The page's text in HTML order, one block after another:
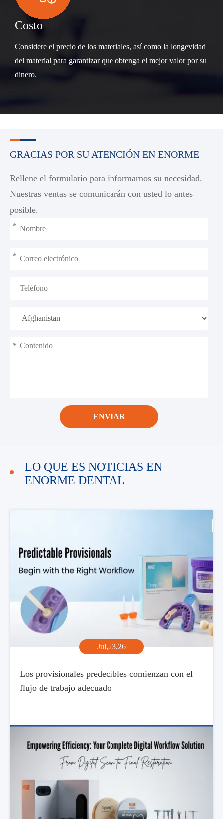
Costo
Considere el precio de los materiales, así como la longevidad
del material para garantizar que obtenga el mejor valor por su
dinero.
GRACIAS POR SU ATENCIÓN EN ENORME
Rellene el formulario para informarnos su necesidad.
Nuestras ventas se comunicarán con usted lo antes
posible.
*
*
*
ENVIAR
LO QUE ES NOTICIAS EN
ENORME DENTAL
Jul,23,26
Los provisionales predecibles comienzan con el
flujo de trabajo adecuado